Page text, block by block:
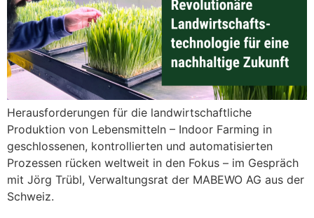
Herausforderungen für die landwirtschaftliche
Produktion von Lebensmitteln – Indoor Farming in
geschlossenen, kontrollierten und automatisierten
Prozessen rücken weltweit in den Fokus – im Gespräch
mit Jörg Trübl, Verwaltungsrat der MABEWO AG aus der
Schweiz.